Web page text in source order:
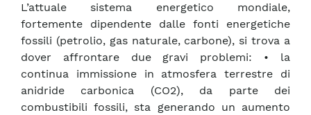
L’attuale sistema energetico mondiale,
fortemente dipendente dalle fonti energetiche
fossili (petrolio, gas naturale, carbone), si trova a
dover affrontare due gravi problemi: • la
continua immissione in atmosfera terrestre di
anidride carbonica (CO2), da parte dei
combustibili fossili, sta generando un aumento